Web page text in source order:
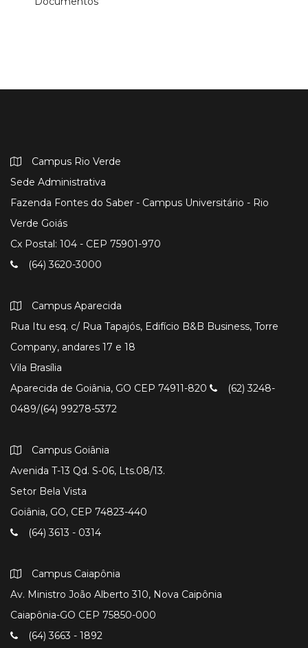
Campus Rio Verde
Sede Administrativa
Fazenda Fontes do Saber - Campus Universitário - Rio
Verde Goiás
Cx Postal: 104 - CEP 75901-970
(64) 3620-3000
Campus Aparecida
Rua Itu esq. c/ Rua Tapajós, Edifício B&B Business, Torre
Company, andares 17 e 18
Vila Brasília
Aparecida de Goiânia, GO CEP 74911-820
(62) 3248-
0489/(64) 99278-5372
Campus Goiânia
Avenida T-13 Qd. S-06, Lts.08/13.
Setor Bela Vista
Goiânia, GO, CEP 74823-440
(64) 3613 - 0314
Campus Caiapônia
Av. Ministro João Alberto 310, Nova Caipônia
Caiapônia-GO CEP 75850-000
(64) 3663 - 1892